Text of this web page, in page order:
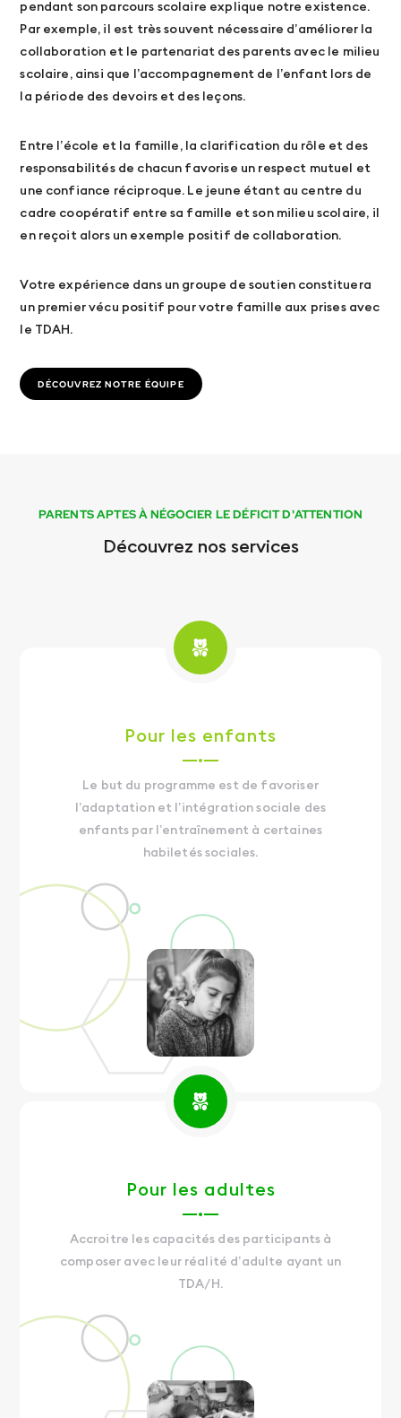
pendant son parcours scolaire explique notre existence.
Par exemple, il est très souvent nécessaire d’améliorer la
collaboration et le partenariat des parents avec le milieu
scolaire, ainsi que l’accompagnement de l’enfant lors de
la période des devoirs et des leçons.
Entre l’école et la famille, la clarification du rôle et des
responsabilités de chacun favorise un respect mutuel et
une confiance réciproque. Le jeune étant au centre du
cadre coopératif entre sa famille et son milieu scolaire, il
en reçoit alors un exemple positif de collaboration.
Votre expérience dans un groupe de soutien constituera
un premier vécu positif pour votre famille aux prises avec
le TDAH.
DÉCOUVREZ NOTRE ÉQUIPE
PARENTS APTES À NÉGOCIER LE DÉFICIT D'ATTENTION
Découvrez nos services
Pour les enfants
Le but du programme est de favoriser
l’adaptation et l’intégration sociale des
enfants par l’entraînement à certaines
habiletés sociales.
Pour les adultes
Accroitre les capacités des participants à
composer avec leur réalité d’adulte ayant un
TDA/H.